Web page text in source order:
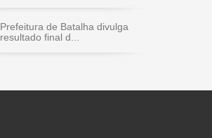
Prefeitura de Batalha divulga
resultado final d...